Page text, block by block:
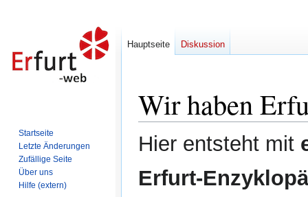
Navigation
springen
Suche
springen
Wir haben
Hier entsteht mit
Erfurt-
Hauptseite Diskussion
Startseite
Letzte Änderungen
Zufällige Seite
Über uns
Hilfe (extern)